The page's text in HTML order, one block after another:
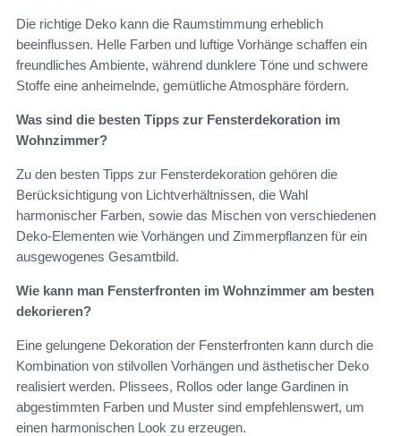
Die richtige Deko kann die Raumstimmung erheblich
beeinflussen. Helle Farben und luftige Vorhänge schaffen ein
freundliches Ambiente, während dunklere Töne und schwere
Stoffe eine anheimelnde, gemütliche Atmosphäre fördern.
Was sind die besten Tipps zur Fensterdekoration im
Wohnzimmer?
Zu den besten Tipps zur Fensterdekoration gehören die
Berücksichtigung von Lichtverhältnissen, die Wahl
harmonischer Farben, sowie das Mischen von verschiedenen
Deko-Elementen wie Vorhängen und Zimmerpflanzen für ein
ausgewogenes Gesamtbild.
Wie kann man Fensterfronten im Wohnzimmer am besten
dekorieren?
Eine gelungene Dekoration der Fensterfronten kann durch die
Kombination von stilvollen Vorhängen und ästhetischer Deko
realisiert werden. Plissees, Rollos oder lange Gardinen in
abgestimmten Farben und Muster sind empfehlenswert, um
einen harmonischen Look zu erzeugen.